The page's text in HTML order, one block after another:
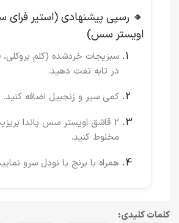
🔸 رسپی پیشنهادی (استیر فرای
اویستر سس)
سبزیجات خردشده (کلم بروکلی،
در تابه تفت دهید.
کمی سیر و زنجبیل اضافه کنید.
2 قاشق اویستر سس پاندا
مخلوط کنید.
همراه با برنج یا نودل سرو
کلمات کلیدی: